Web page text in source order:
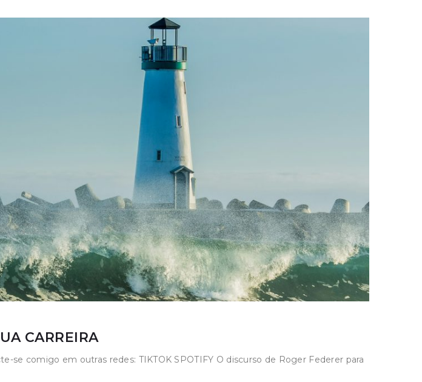
CARREIRA
se comigo em outras redes: TIKTOK SPOTIFY O discurso de Roger Federer para